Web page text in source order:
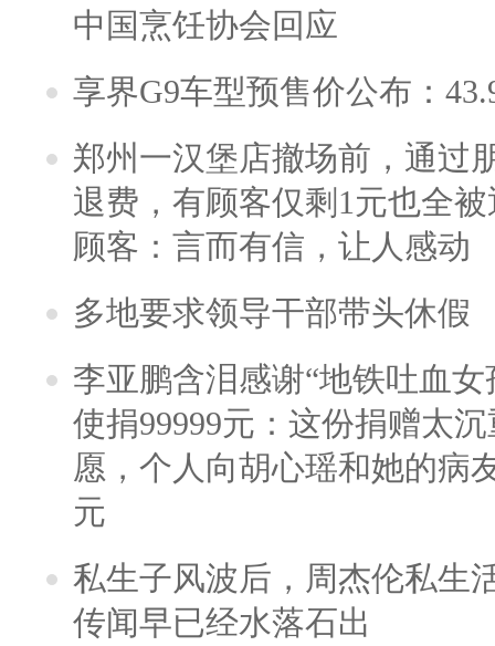
中国烹饪协会回应
享界G9车型预售价公布：
郑州一汉堡店撤场前，通过
退费，有顾客仅剩1元也全
顾客：言而有信，让人感动
多地要求领导干部带头休假
李亚鹏含泪感谢“地铁吐血
使捐99999元：这份捐赠太
愿，个人向胡心瑶和她的病
元
私生子风波后，周杰伦私生
传闻早已经水落石出